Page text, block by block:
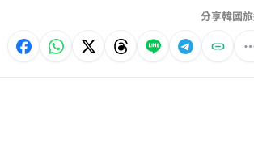
分享韓國